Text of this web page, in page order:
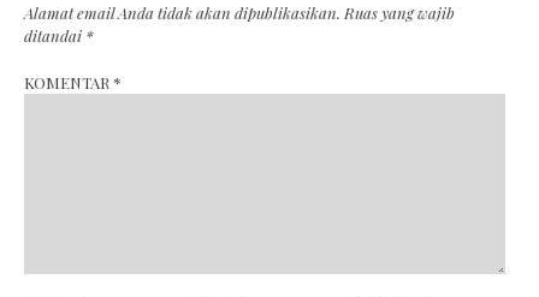
Alamat email Anda tidak akan dipublikasikan. Ruas yang wajib
ditandai *
KOMENTAR *